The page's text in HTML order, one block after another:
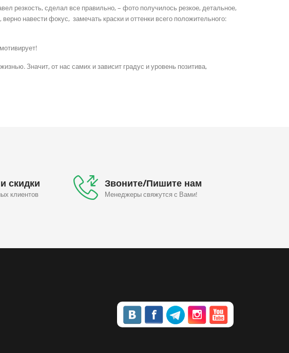
резкость, сделал все правильно, – фото получилось резкое, детальное,
навести фокус, замечать краски и оттенки всего положительного:
Значит, от нас самих и зависит градус и уровень позитива,
скидки
клиентов
Звоните/Пишите нам
Менеджеры свяжутся с Вами!